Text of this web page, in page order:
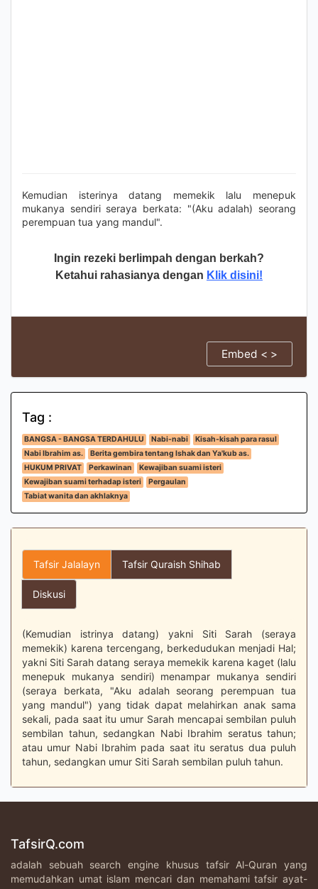
Kemudian isterinya datang memekik lalu menepuk
mukanya sendiri seraya berkata: "(Aku adalah) seorang
perempuan tua yang mandul".
Ingin rezeki berlimpah dengan berkah?
Ketahui rahasianya dengan Klik disini!
Embed < >
Tag :
BANGSA - BANGSA TERDAHULU Nabi-nabi
Kisah-kisah para rasul
Nabi Ibrahim as.
Berita gembira tentang Ishak dan Ya'kub as.
HUKUM PRIVAT
Perkawinan
Kewajiban suami isteri
Kewajiban suami terhadap isteri
Pergaulan
Tabiat wanita dan akhlaknya
Tafsir Jalalayn Tafsir Quraish Shihab
Diskusi
(Kemudian istrinya datang) yakni Siti Sarah (seraya
memekik) karena tercengang, berkedudukan menjadi Hal;
yakni Siti Sarah datang seraya memekik karena kaget (lalu
menepuk mukanya sendiri) menampar mukanya sendiri
(seraya berkata, "Aku adalah seorang perempuan tua
yang mandul") yang tidak dapat melahirkan anak sama
sekali, pada saat itu umur Sarah mencapai sembilan puluh
sembilan tahun, sedangkan Nabi Ibrahim seratus tahun;
atau umur Nabi Ibrahim pada saat itu seratus dua puluh
tahun, sedangkan umur Siti Sarah sembilan puluh tahun.
TafsirQ.com
adalah sebuah search engine khusus tafsir Al-Quran yang
memudahkan umat islam mencari dan memahami tafsir ayat-